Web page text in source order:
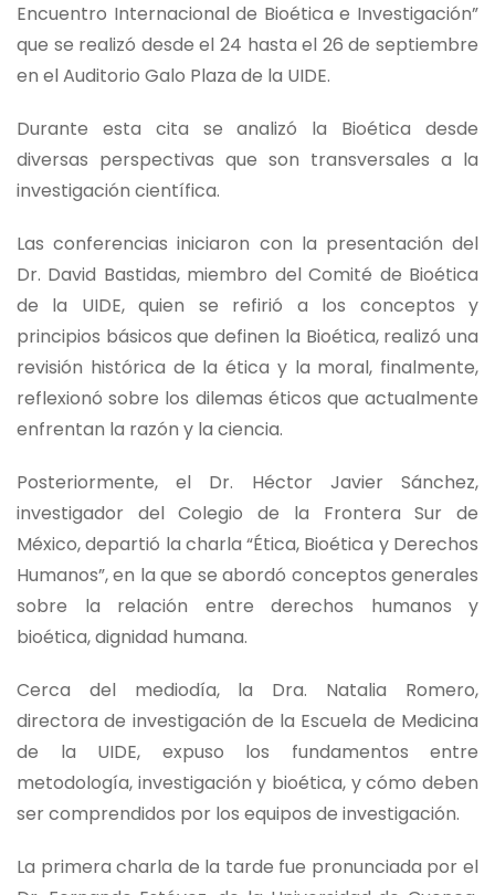
Encuentro Internacional de Bioética e Investigación”
que se realizó desde el 24 hasta el 26 de septiembre
en el Auditorio Galo Plaza de la UIDE.
Durante esta cita se analizó la Bioética desde
diversas perspectivas que son transversales a la
investigación científica.
Las conferencias iniciaron con la presentación del
Dr. David Bastidas, miembro del Comité de Bioética
de la UIDE, quien se refirió a los conceptos y
principios básicos que definen la Bioética, realizó una
revisión histórica de la ética y la moral, finalmente,
reflexionó sobre los dilemas éticos que actualmente
enfrentan la razón y la ciencia.
Posteriormente, el Dr. Héctor Javier Sánchez,
investigador del Colegio de la Frontera Sur de
México, departió la charla “Ética, Bioética y Derechos
Humanos”, en la que se abordó conceptos generales
sobre la relación entre derechos humanos y
bioética, dignidad humana.
Cerca del mediodía, la Dra. Natalia Romero,
directora de investigación de la Escuela de Medicina
de la UIDE, expuso los fundamentos entre
metodología, investigación y bioética, y cómo deben
ser comprendidos por los equipos de investigación.
La primera charla de la tarde fue pronunciada por el